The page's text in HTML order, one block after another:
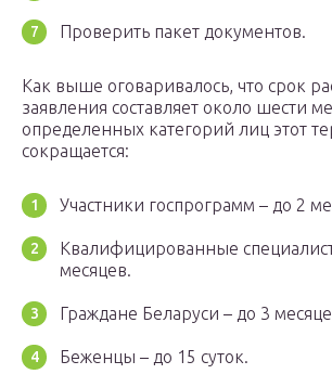
Проверить пакет документов.
Как выше оговаривалось, что срок
заявления составляет около шести
определенных категорий лиц этот
сокращается:
Участники госпрограмм – до 2
Квалифицированные
месяцев.
Граждане Беларуси – до 3
Беженцы – до 15 суток.